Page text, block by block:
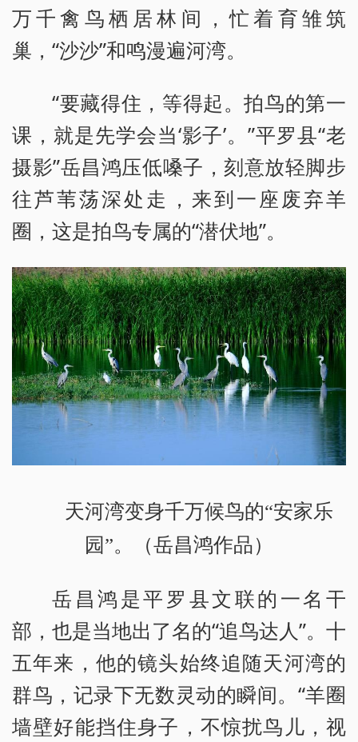
万千禽鸟栖居林间，忙着育雏筑
巢，“沙沙”和鸣漫遍河湾。
“要藏得住，等得起。拍鸟的第一
课，就是先学会当‘影子’。”平罗县“老
摄影”岳昌鸿压低嗓子，刻意放轻脚步
往芦苇荡深处走，来到一座废弃羊
圈，这是拍鸟专属的“潜伏地”。
天河湾变身千万候鸟的“安家乐
园”。（岳昌鸿作品）
岳昌鸿是平罗县文联的一名干
部，也是当地出了名的“追鸟达人”。十
五年来，他的镜头始终追随天河湾的
群鸟，记录下无数灵动的瞬间。“羊圈
墙壁好能挡住身子，不惊扰鸟儿，视